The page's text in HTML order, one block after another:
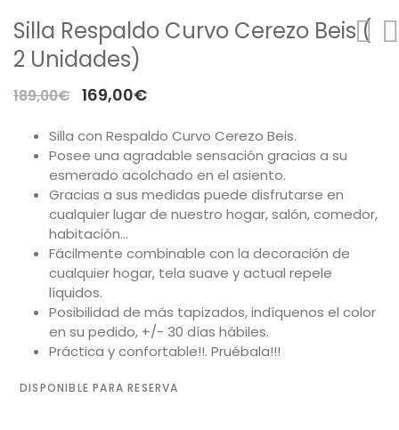
ÚTILES
Tu cuenta
Aviso Legal
Condiciones de compra
Política de cookies
Política de privacidad
Envíos y Devoluciones
Silla Respaldo Curvo Cerezo Beis (
2 Unidades)
189,00€
El
original
era:
189,00€.
169,00€El
actual
es:
169,00€.
Silla con Respaldo Curvo Cerezo Beis.
Posee una agradable sensación gracias a su
esmerado acolchado en el asiento.
Gracias a sus medidas puede disfrutarse en
cualquier lugar de nuestro hogar, salón, comedor,
habitación…
Fácilmente combinable con la decoración de
cualquier hogar, tela suave y actual repele
líquidos.
Posibilidad de más tapizados, indíquenos el color
en su pedido, +/- 30 días hábiles.
Práctica y confortable!!. Pruébala!!!
DISPONIBLE PARA RESERVA